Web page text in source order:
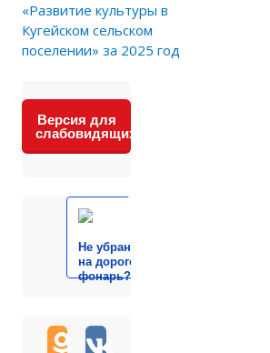
«Развитие культуры в
Кугейском сельском
поселении» за 2025 год
Версия для
слабовидящих
Не убран мусор, яма
на дороге, не горит
фонарь?